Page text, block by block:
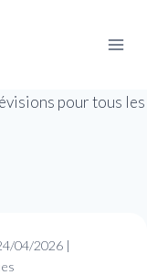
04/2026 |